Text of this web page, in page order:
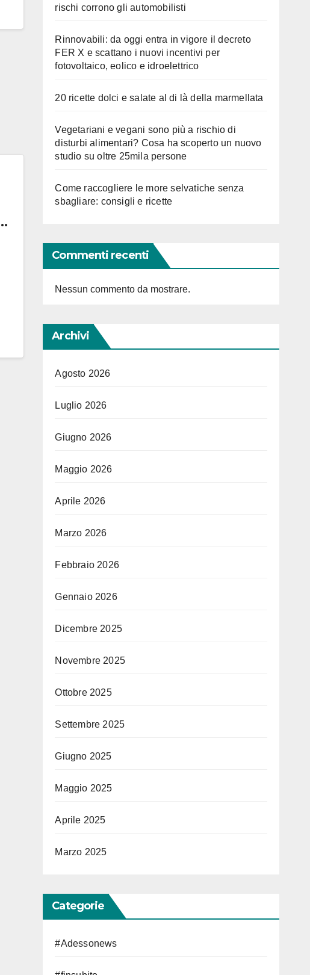
rischi corrono gli automobilisti
Rinnovabili: da oggi entra in vigore il decreto
FER X e scattano i nuovi incentivi per
fotovoltaico, eolico e idroelettrico
20 ricette dolci e salate al di là della marmellata
Vegetariani e vegani sono più a rischio di
disturbi alimentari? Cosa ha scoperto un nuovo
studio su oltre 25mila persone
Come raccogliere le more selvatiche senza
sbagliare: consigli e ricette
Commenti recenti
Nessun commento da mostrare.
Archivi
Agosto 2026
Luglio 2026
Giugno 2026
Maggio 2026
Aprile 2026
Marzo 2026
Febbraio 2026
Gennaio 2026
Dicembre 2025
Novembre 2025
Ottobre 2025
Settembre 2025
Giugno 2025
Maggio 2025
Aprile 2025
Marzo 2025
Categorie
#Adessonews